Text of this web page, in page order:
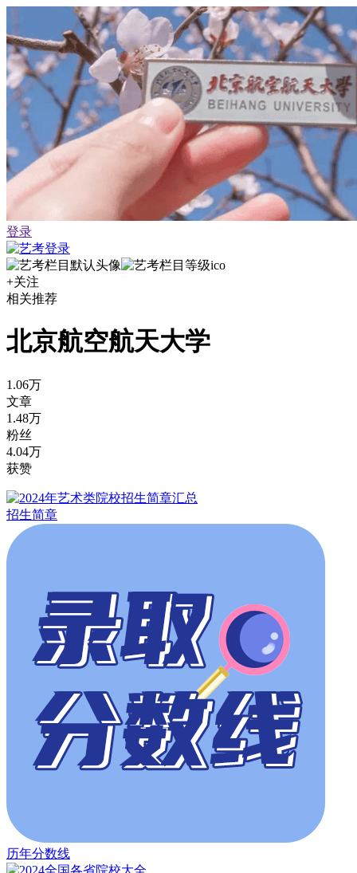
登录
+关注
相关推荐
北京航空航天大学
1.06万
文章
1.48万
粉丝
4.04万
获赞
招生简章
历年分数线